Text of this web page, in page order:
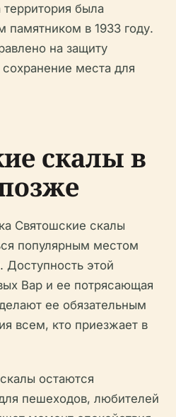
была
памятником в 1933 году.
на защиту
места для
скалы в
Святошские скалы
популярным местом
Доступность этой
Вар и ее потрясающая
ее обязательным
всем, кто приезжает в
остаются
пешеходов, любителей